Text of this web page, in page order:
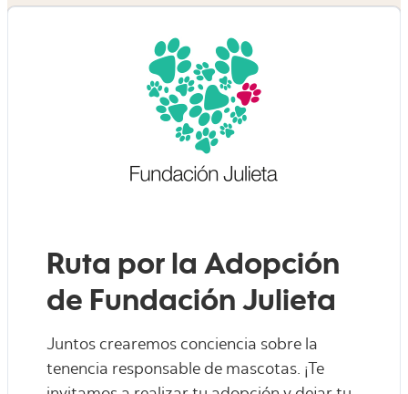
Ruta por la Adopción
de Fundación Julieta
Juntos crearemos conciencia sobre la
tenencia responsable de mascotas. ¡Te